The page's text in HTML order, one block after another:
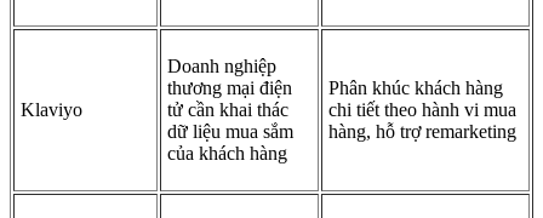
Klaviyo
Doanh nghiệp
thương mại điện
tử cần khai thác
dữ liệu mua sắm
của khách hàng
Phân khúc khách hàng
chi tiết theo hành vi mua
hàng, hỗ trợ remarketing